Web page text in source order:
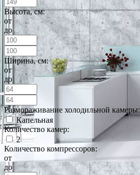
Высота, см:
от
до
Ширина, см:
от
до
Размораживание холодильной камеры:
Капельная
Количество камер:
2
Количество компрессоров:
от
до